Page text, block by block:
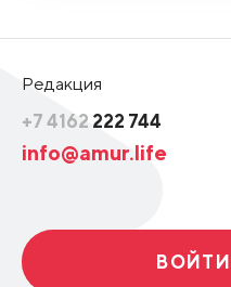
Редакция
+7 4162 222 744
info@amur.life